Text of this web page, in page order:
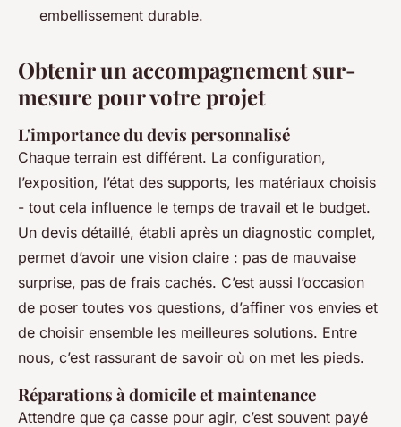
embellissement durable.
Obtenir un accompagnement sur-
mesure pour votre projet
L'importance du devis personnalisé
Chaque terrain est différent. La configuration,
l’exposition, l’état des supports, les matériaux choisis
- tout cela influence le temps de travail et le budget.
Un devis détaillé, établi après un diagnostic complet,
permet d’avoir une vision claire : pas de mauvaise
surprise, pas de frais cachés. C’est aussi l’occasion
de poser toutes vos questions, d’affiner vos envies et
de choisir ensemble les meilleures solutions. Entre
nous, c’est rassurant de savoir où on met les pieds.
Réparations à domicile et maintenance
Attendre que ça casse pour agir, c’est souvent payé